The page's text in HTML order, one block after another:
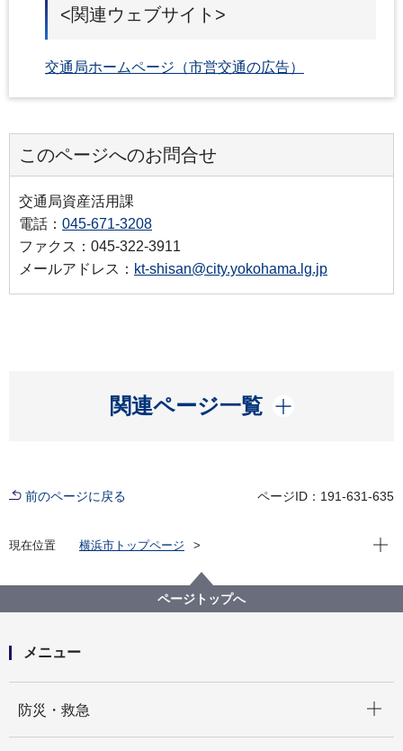
<関連ウェブサイト>
交通局ホームページ（市営交通の広告）
このページへのお問合せ
交通局資産活用課
電話： 045-671-3208
ファクス：045-322-3911
メールアドレス： kt-shisan@city.yokohama.lg.jp
関連ページ一覧
開く
前のページに戻る ページID：191-631-635
現在位置
横浜市トップページ
交通局
駅構内にポスターを掲出したい
現在
ページトップへ
メニュー
防災・救急